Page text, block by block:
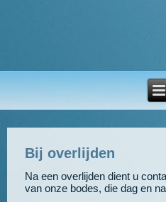
Bij overlijden
Na een overlijden dient u
van onze bodes, die dag en